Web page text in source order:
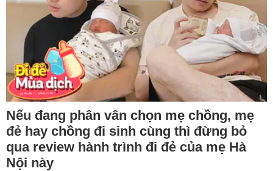
Nếu đang phân vân chọn mẹ chồng, mẹ
đẻ hay chồng đi sinh cùng thì đừng bỏ
qua review hành trình đi đẻ của mẹ Hà
Nội này